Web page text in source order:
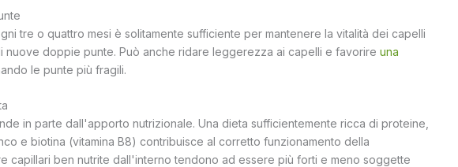
tre o quattro mesi è solitamente sufficiente per mantenere la vitalità dei capelli
nuove doppie punte. Può anche ridare leggerezza ai capelli e favorire una
le punte più fragili.
in parte dall'apporto nutrizionale. Una dieta sufficientemente ricca di proteine,
e biotina (vitamina B8) contribuisce al corretto funzionamento della
capillari ben nutrite dall'interno tendono ad essere più forti e meno soggette